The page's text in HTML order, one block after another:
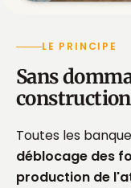
LE PRINCIPE
Sans
construction
Toutes les
déblocage des
production de